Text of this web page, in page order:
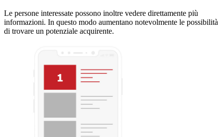
Le persone interessate possono inoltre vedere direttamente più
informazioni. In questo modo aumentano notevolmente le possibilità
di trovare un potenziale acquirente.